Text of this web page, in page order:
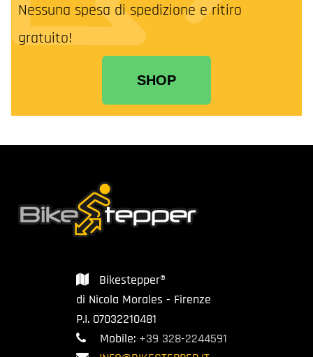
Nessuna spesa di spedizione e ritiro
gratuito!
SHOP
Bikestepper®
di Nicola Morales - Firenze
P.I. 07032210481
Mobile: +39 328-2244591